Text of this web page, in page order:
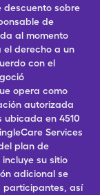
descuento sobre
de
al momento
el derecho a un
con el
opera como
autorizada
en 4510
Services
plan de
su sitio
adicional se
participantes, así